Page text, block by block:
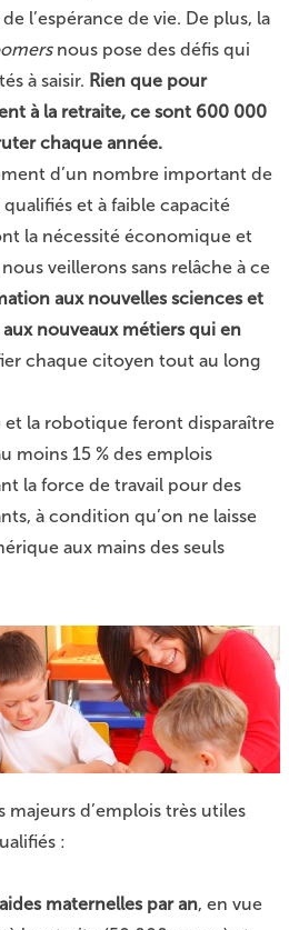
l’espérance de vie. De plus, la
nous pose des défis qui
à saisir. Rien que pour
à la retraite, ce sont 600 000
chaque année.
d’un nombre important de
et à faible capacité
la nécessité économique et
veillerons sans relâche à ce
aux nouvelles sciences et
nouveaux métiers qui en
chaque citoyen tout au long
et la robotique feront disparaître
moins 15 % des emplois
la force de travail pour des
à condition qu’on ne laisse
aux mains des seuls
majeurs d’emplois très utiles
:
maternelles par an, en vue